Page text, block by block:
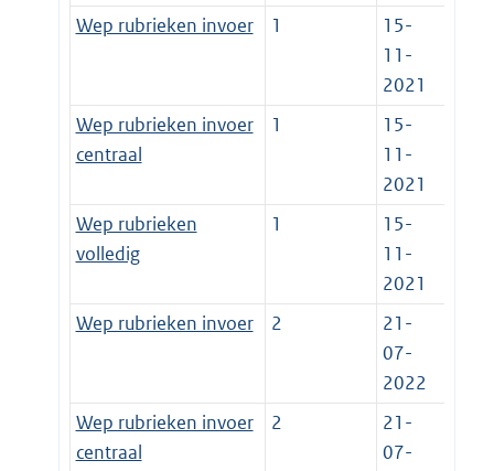
Wep rubrieken invoer
1
15-
11-
2021
Wep rubrieken invoer
centraal
1
15-
11-
2021
Wep rubrieken
volledig
1
15-
11-
2021
Wep rubrieken invoer
2
21-
07-
2022
Wep rubrieken invoer
centraal
2
21-
07-